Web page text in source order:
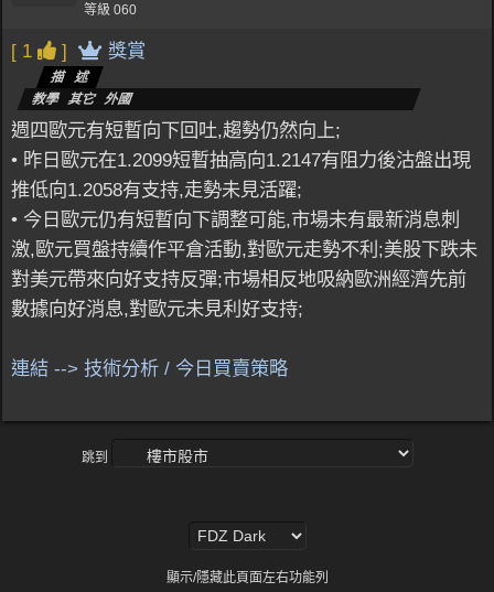
等級 060
[ 1 ] 獎賞
描述
教學 其它 外國
週四歐元有短暫向下回吐,趨勢仍然向上;
• 昨日歐元在1.2099短暫抽高向1.2147有阻力後沽盤出現
推低向1.2058有支持,走勢未見活躍;
• 今日歐元仍有短暫向下調整可能,市場未有最新消息刺
激,歐元買盤持續作平倉活動,對歐元走勢不利;美股下跌未
對美元帶來向好支持反彈;市場相反地吸納歐洲經濟先前
數據向好消息,對歐元未見利好支持;
連結 --> 技術分析 / 今日買賣策略
跳到
顯示/隱藏此頁面左右功能列